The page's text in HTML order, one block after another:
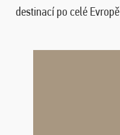
destinací po celé Evropě